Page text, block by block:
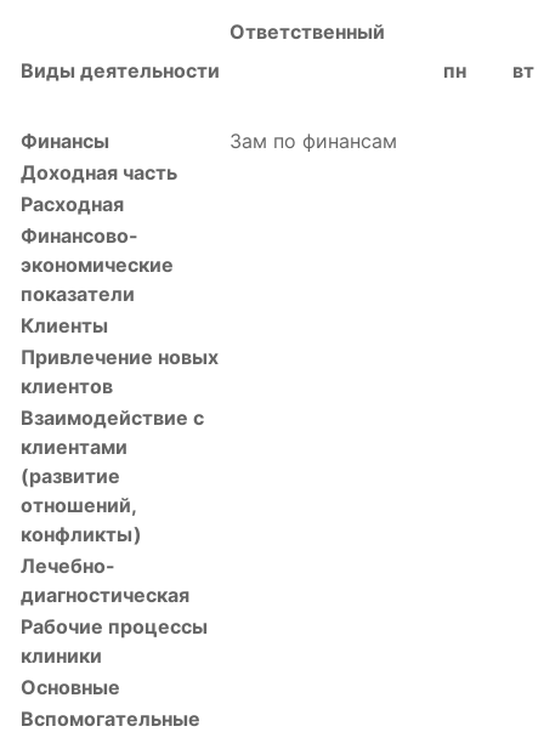
Виды деятельно­сти
Ответственный
пн
вт
Финансы
Зам по финансам
Доходная часть
Расходная
Финансово-
экономические
показатели
Клиенты
Привлечение новых
клиентов
Взаимодействие с
клиентами
(развитие
отношений,
конфликты)
Лечебно-
диагностическая
Рабочие процессы
клиники
Основные
Вспомогательные